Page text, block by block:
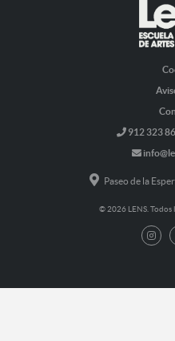
912 323
Paseo de la
© 2026 LENS. Todos